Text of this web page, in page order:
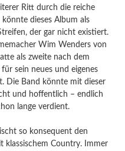
Ritt durch die reiche
dieses Album als
der gar nicht existiert.
Wim Wenders von
als zweite nach dem
sein neues und eigenes
Die Band könnte mit dieser
und hoffentlich – endlich
lange verdient.
so konsequent den
klassischem Country. Immer